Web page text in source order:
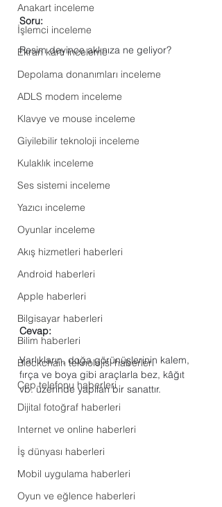
Anakart inceleme
İşlemci inceleme
Ekran kartı inceleme
Depolama donanımları inceleme
ADLS modem inceleme
Klavye ve mouse inceleme
Giyilebilir teknoloji inceleme
Kulaklık inceleme
Ses sistemi inceleme
Yazıcı inceleme
Oyunlar inceleme
Akış hizmetleri haberleri
Android haberleri
Apple haberleri
Bilgisayar haberleri
Bilim haberleri
Blockchain teknolojisi haberleri
Cep telefonu haberleri
Dijital fotoğraf haberleri
Internet ve online haberleri
İş dünyası haberleri
Mobil uygulama haberleri
Oyun ve eğlence haberleri
Soru:
Resim deyince aklınıza ne geliyor?
Cevap:
Varlıkların, doğa görünüşlerinin kalem,
fırça ve boya gibi araçlarla bez, kâğıt
vb. üzerinde yapılan bir sanattır.